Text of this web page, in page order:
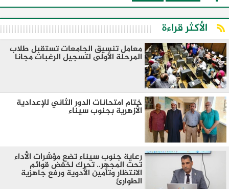
الأكثر قراءة
معامل تنسيق الجامعات تستقبل طلاب
المرحلة الأولى لتسجيل الرغبات مجانا
ختام امتحانات الدور الثاني للإعدادية
الأزهرية بجنوب سيناء
رعاية جنوب سيناء تضع مؤشرات الأداء
تحت المجهر.. تحرك لخفض قوائم
الانتظار وتأمين الأدوية ورفع جاهزية
الطوارئ